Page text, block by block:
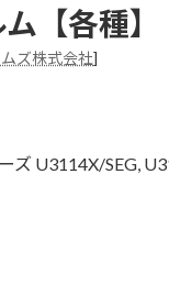
【各種】
ズ株式会社]
U3114X/SEG,